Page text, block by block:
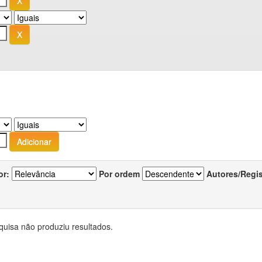
Por ordem Autores/
não produziu resultados.